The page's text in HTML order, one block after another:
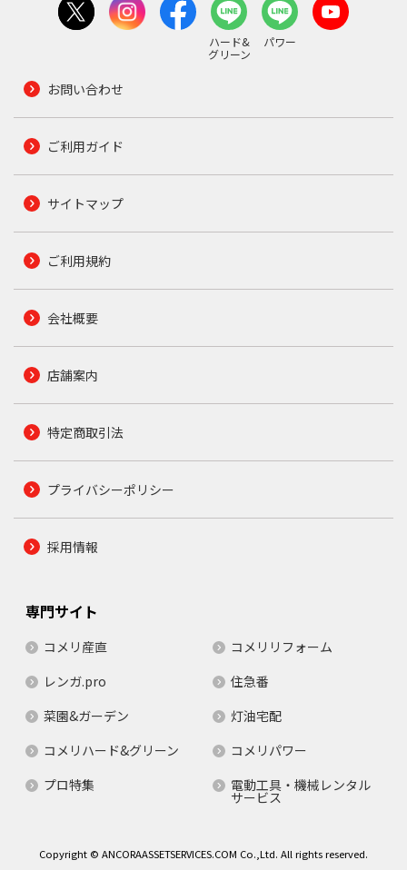
ハード&
グリーン
パワー
お問い合わせ
ご利用ガイド
サイトマップ
ご利用規約
会社概要
店舗案内
特定商取引法
プライバシーポリシー
採用情報
専門サイト
コメリ産直
コメリリフォーム
レンガ.pro
住急番
菜園&ガーデン
灯油宅配
コメリハード&グリーン
コメリパワー
プロ特集
電動工具・機械レンタル
サービス
Copyright © ANCORAASSETSERVICES.COM Co.,Ltd. All rights reserved.